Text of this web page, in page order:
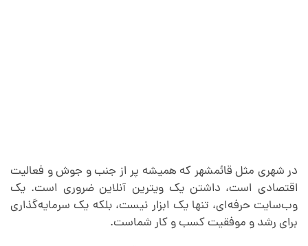
در شهری مثل قائمشهر که همیشه پر از جنب و جوش و فعالیت
اقتصادی است، داشتن یک ویترین آنلاین ضروری است. یک
وب‌سایت حرفه‌ای، تنها یک ابزار نیست، بلکه یک سرمایه‌گذاری
برای رشد و موفقیت کسب و کار شماست.